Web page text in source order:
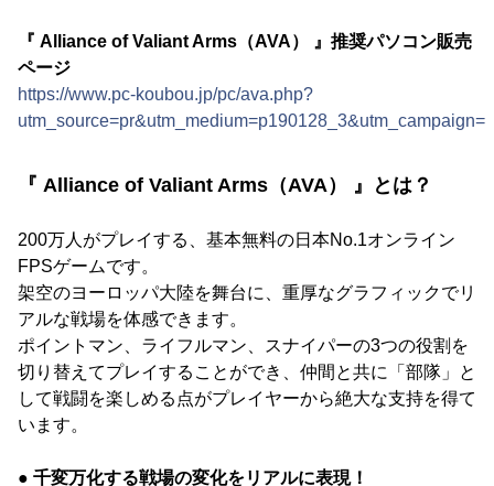
『 Alliance of Valiant Arms（AVA） 』推奨パソコン販売
ページ
https://www.pc-koubou.jp/pc/ava.php?
『 Alliance of Valiant Arms（AVA） 』とは？
200万人がプレイする、基本無料の日本No.1オンライン
FPSゲームです。
架空のヨーロッパ大陸を舞台に、重厚なグラフィックでリ
アルな戦場を体感できます。
ポイントマン、ライフルマン、スナイパーの3つの役割を
切り替えてプレイすることができ、仲間と共に「部隊」と
して戦闘を楽しめる点がプレイヤーから絶大な支持を得て
います。
● 千変万化する戦場の変化をリアルに表現！